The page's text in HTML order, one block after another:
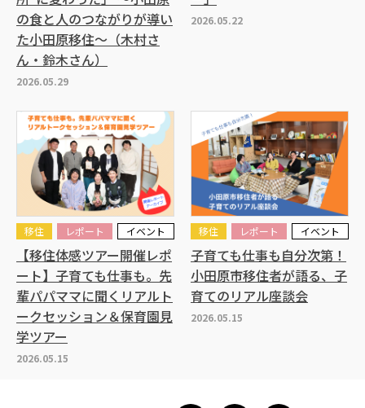
2026.05.29
の食と人のつながりが導い
た小田原移住～（木村さ
ん・鈴木さん）
2026.05.22
2026.05.15
移住 レポート イベント
【移住体感ツアー開催レポ
ート】子育ても仕事も。先
輩パパママに聞くリアルト
ークセッション＆保育園見
学ツアー
2026.05.15
移住 レポート イベント
子育ても仕事も自分次第！
小田原市移住者が語る、子
育てのリアル座談会